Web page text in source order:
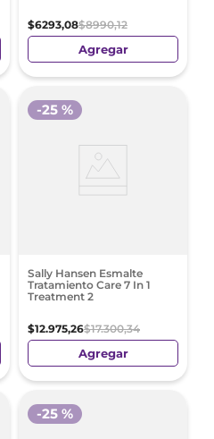
$6293,08$8990,12
Agregar
Sally Hansen Esmalte
Tratamiento Care 7 In 1
Treatment 2
$12.975,26$17.300,34
-25 %
Agregar
-25 %